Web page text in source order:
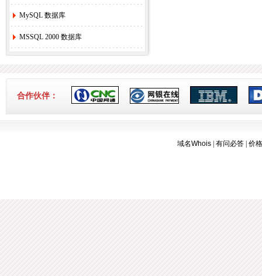
4. 香港独享服务器69硬件升级通知！ [2020-
3-24]
5. 香港服务器机房线路升级维护通知 [2019-
11-27]
7.香港独享服务器71网站迁移通知！ [2018-
MySQL 数据库
MSSQL 2000 数据库
合作伙伴：
域名Whois 有问必答 价